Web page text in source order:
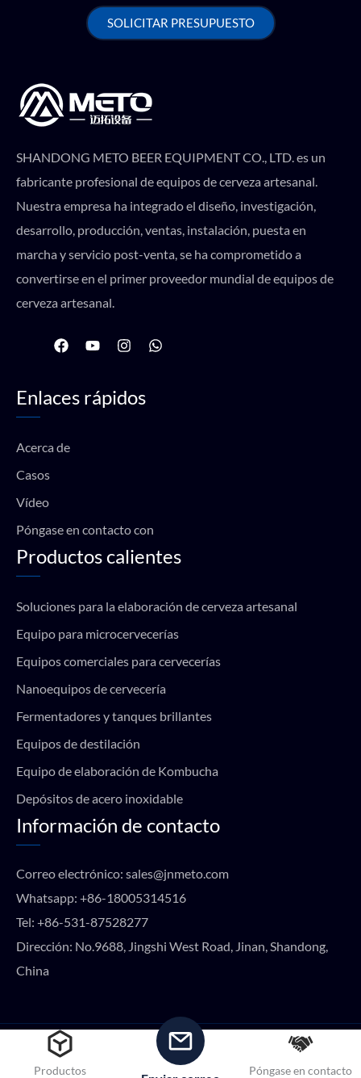
SOLICITAR PRESUPUESTO
SHANDONG METO BEER EQUIPMENT CO., LTD. es un
fabricante profesional de equipos de cerveza artesanal.
Nuestra empresa ha integrado el diseño, investigación,
desarrollo, producción, ventas, instalación, puesta en
marcha y servicio post-venta, se ha comprometido a
convertirse en el primer proveedor mundial de equipos de
cerveza artesanal.
F
a
b
o
k
Y
o
u
b
I
n
a
g
W
h
Enlaces rápidos
Acerca de
Casos
Vídeo
Póngase en contacto con
Productos calientes
Soluciones para la elaboración de cerveza artesanal
Equipo para microcervecerías
Equipos comerciales para cervecerías
Nanoequipos de cervecería
Fermentadores y tanques brillantes
Equipos de destilación
Equipo de elaboración de Kombucha
Depósitos de acero inoxidable
Información de contacto
Correo electrónico: sales@jnmeto.com
Whatsapp: +86-18005314516
Tel: +86-531-87528277
Dirección: No.9688, Jingshi West Road, Jinan, Shandong,
China
Copyright © METO EQUIPMENT 2024 Todos los derechos
reservados.
Productos
Póngase en contacto